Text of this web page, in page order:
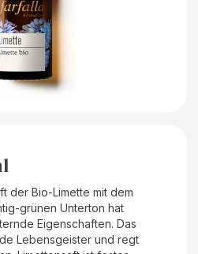
der Bio-Limette mit dem
grünen Unterton hat
Eigenschaften. Das
Lebensgeister und regt